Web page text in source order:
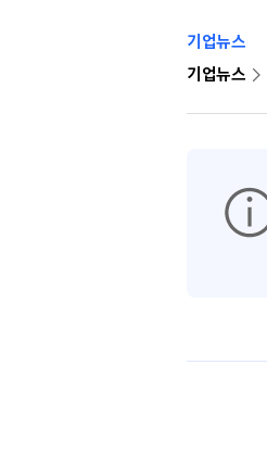
기업뉴스
기업뉴스